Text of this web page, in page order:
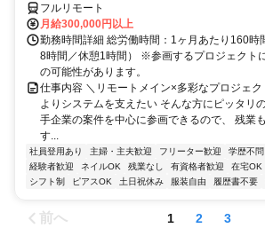
フルリモート
月給300,000円以上
勤務時間詳細 総労働時間：1ヶ月あたり160時
8時間／休憩1時間） ※参画するプロジェクト
の可能性があります。
仕事内容 ＼リモートメイン×多彩なプロジェ
よりシステムを支えたい そんな方にピッタリ
手企業の案件を中心に参画できるので、 残業
す...
社員登用あり 主婦・主夫歓迎 フリーター歓迎 学歴不問
経験者歓迎
ネイルOK 残業なし 有資格者歓迎 在宅OK
シフト制
ピアスOK 土日祝休み 服装自由 履歴書不要
前へ 1 2 3